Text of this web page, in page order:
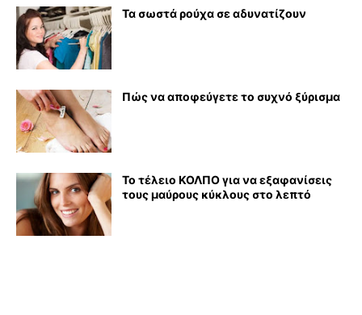
Τα σωστά ρούχα σε αδυνατίζουν
Πώς να αποφεύγετε το συχνό ξύρισμα
Το τέλειο ΚΟΛΠΟ για να εξαφανίσεις
τους μαύρους κύκλους στο λεπτό